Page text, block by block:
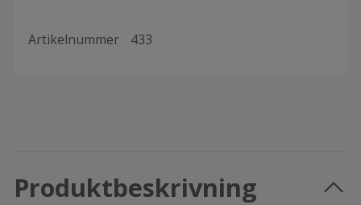
Artikelnummer 433
Produktbeskrivning